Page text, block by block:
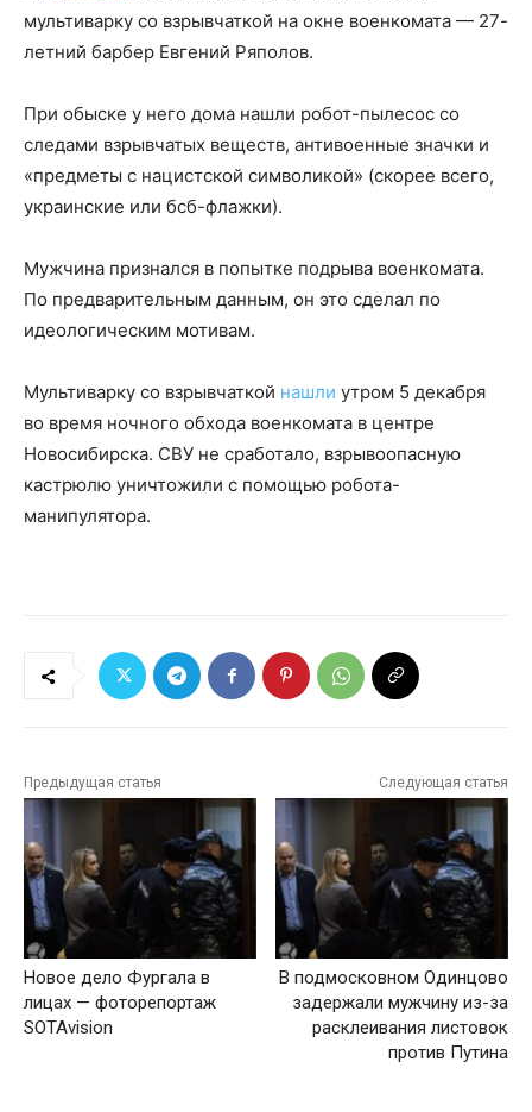
мультиварку со взрывчаткой на окне военкомата — 27-
летний барбер Евгений Ряполов.
При обыске у него дома нашли робот-пылесос со
следами взрывчатых веществ, антивоенные значки и
«предметы с нацистской символикой» (скорее всего,
украинские или бсб-флажки).
Мужчина признался в попытке подрыва военкомата.
По предварительным данным, он это сделал по
идеологическим мотивам.
Мультиварку со взрывчаткой нашли утром 5 декабря
во время ночного обхода военкомата в центре
Новосибирска. СВУ не сработало, взрывоопасную
кастрюлю уничтожили с помощью робота-
манипулятора.
Предыдущая статья
Новое дело Фургала в
лицах — фоторепортаж
SOTAvision
Следующая статья
В подмосковном Одинцово
задержали мужчину из-за
расклеивания листовок
против Путина